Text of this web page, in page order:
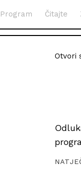
Program Čitajte
Otvori